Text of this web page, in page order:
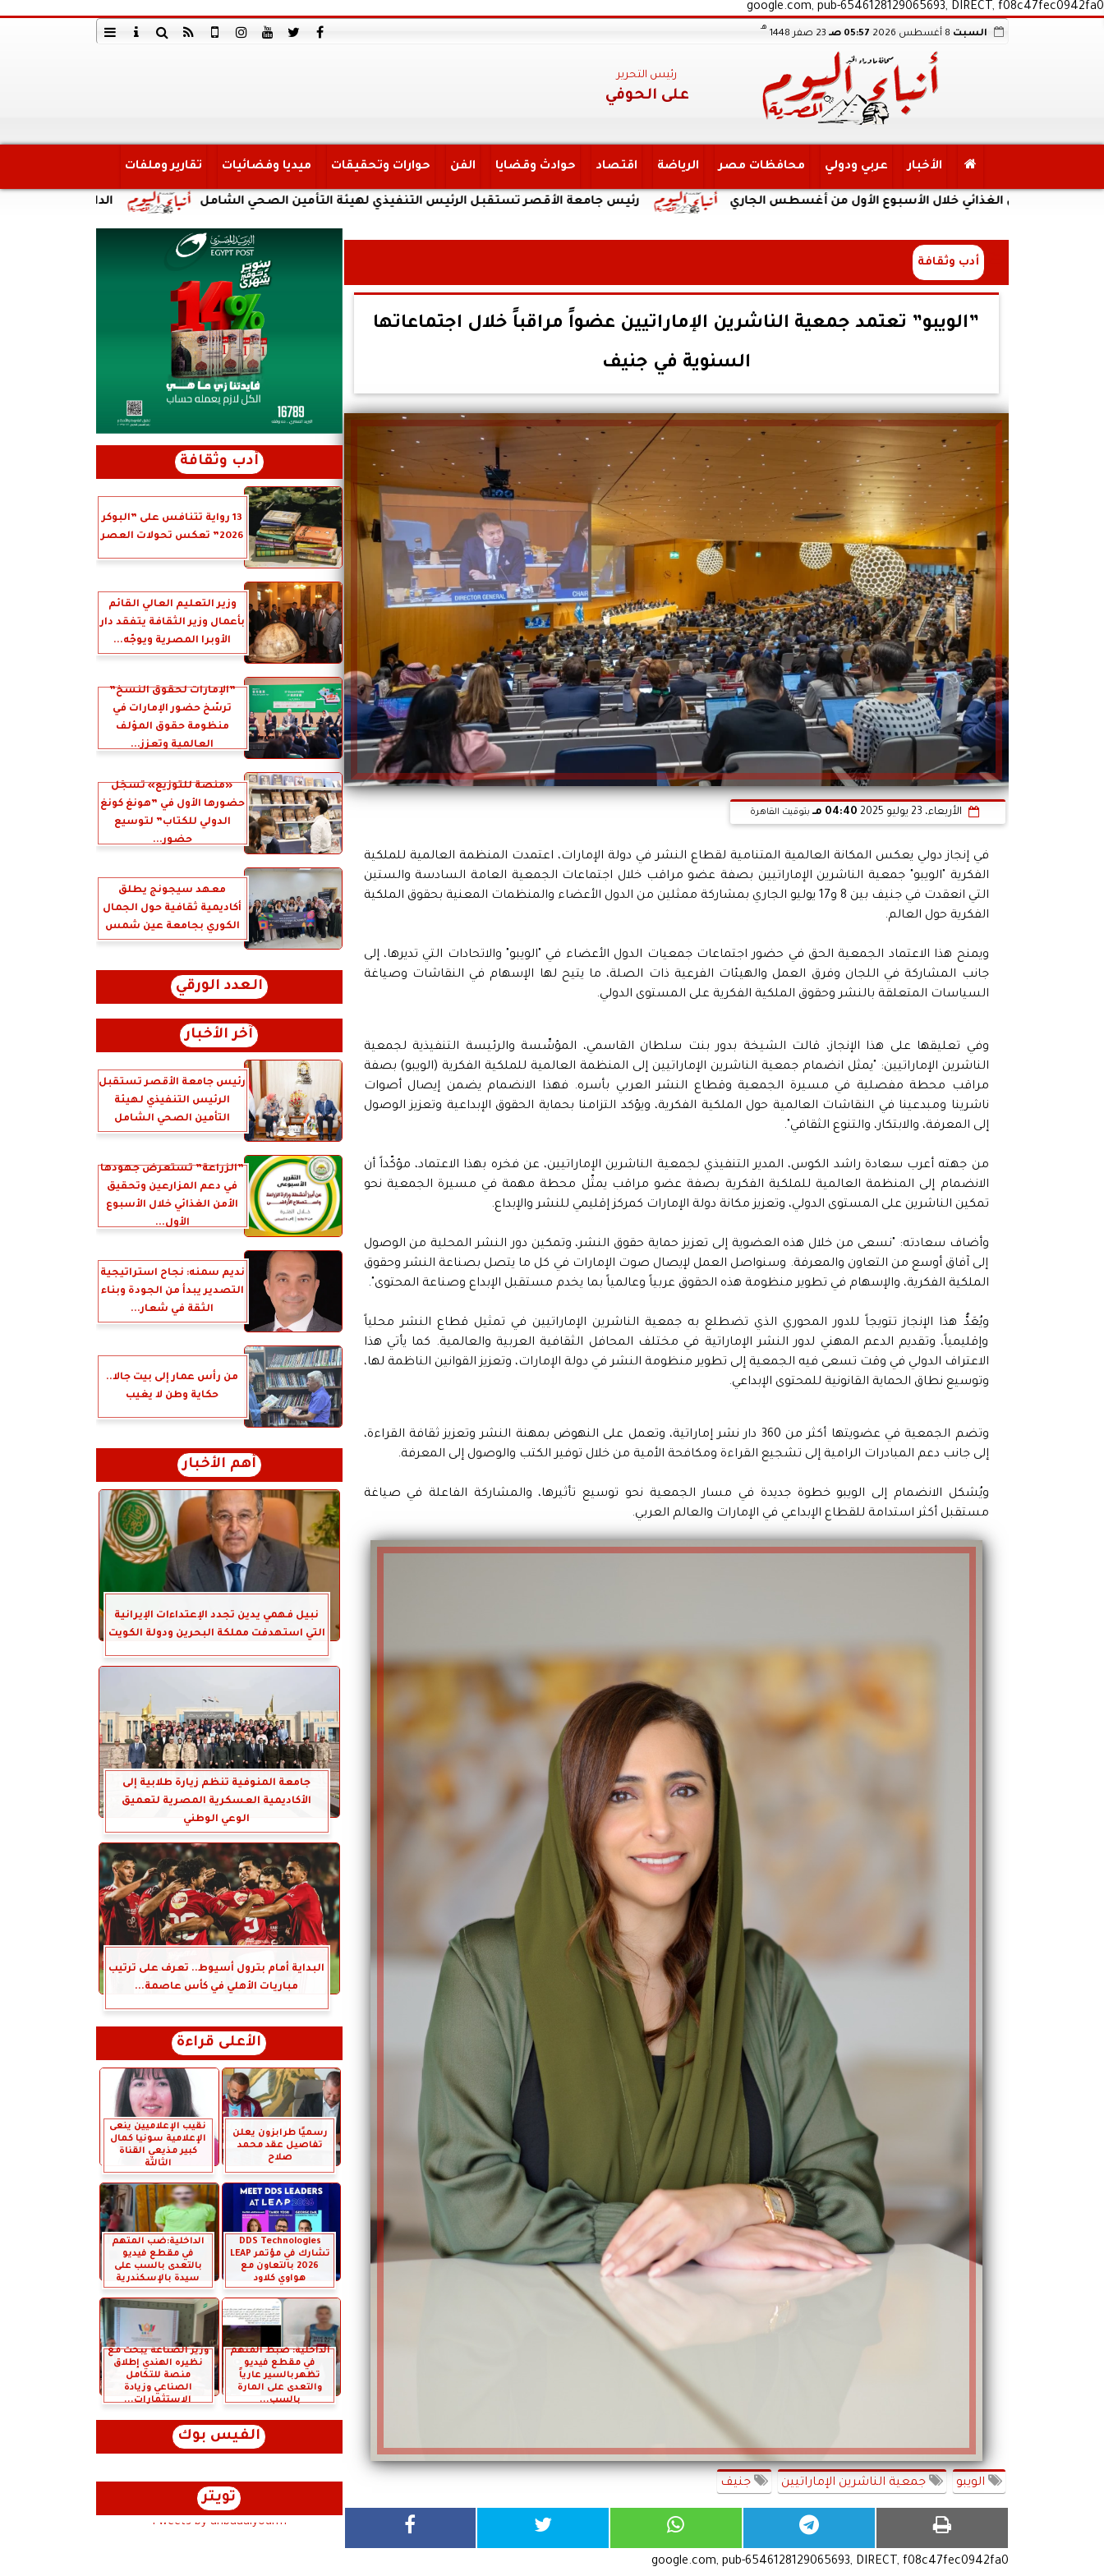
google.com, pub-6546128129065693, DIRECT, f08c47fec0942fa0
السبت 05:57 صـ 23 صفر 1448
هـ
رئيس التحرير
على الحوفي
الأخبار عربي ودولي محافظات مصر الرياضة اقتصاد حوادث وقضايا الفن حوارات وتحقيقات ميديا وفضائيات تقارير وملفات
الداخلية: ضبط أحد الأشخاص لقيامه رئيس جامعة الأقصر تستقبل الرئيس التنفيذي لهيئة التأمين الصحي الشامل الغذائي خلال الأسبوع الأول من أغسطس الجاري
أدب وثقافة
”الويبو” تعتمد جمعية الناشرين الإماراتيين عضواً مراقباً خلال اجتماعاتها
السنوية في جنيف
الأربعاء، 23 يوليو 2025 04:40 مـ بتوقيت القاهرة
في إنجاز دولي يعكس المكانة العالمية المتنامية لقطاع النشر في دولة الإمارات، اعتمدت المنظمة العالمية للملكية
الفكرية "الويبو" جمعية الناشرين الإماراتيين بصفة عضو مراقب خلال اجتماعات الجمعية العامة السادسة والستين
التي انعقدت في جنيف بين 8 و17 يوليو الجاري بمشاركة ممثلين من الدول الأعضاء والمنظمات المعنية بحقوق الملكية
الفكرية حول العالم.
ويمنح هذا الاعتماد الجمعية الحق في حضور اجتماعات جمعيات الدول الأعضاء في "الويبو" والاتحادات التي تديرها، إلى
جانب المشاركة في اللجان وفرق العمل والهيئات الفرعية ذات الصلة، ما يتيح لها الإسهام في النقاشات وصياغة
السياسات المتعلقة بالنشر وحقوق الملكية الفكرية على المستوى الدولي.
وفي تعليقها على هذا الإنجاز، قالت الشيخة بدور بنت سلطان القاسمي، المؤسِّسة والرئيسة التنفيذية لجمعية
الناشرين الإماراتيين: "يمثل انضمام جمعية الناشرين الإماراتيين إلى المنظمة العالمية للملكية الفكرية (الويبو) بصفة
مراقب محطة مفصلية في مسيرة الجمعية وقطاع النشر العربي بأسره. فهذا الانضمام يضمن إيصال أصوات
ناشرينا ومبدعينا في النقاشات العالمية حول الملكية الفكرية، ويؤكد التزامنا بحماية الحقوق الإبداعية وتعزيز الوصول
إلى المعرفة، والابتكار، والتنوع الثقافي".
من جهته أعرب سعادة راشد الكوس، المدير التنفيذي لجمعية الناشرين الإماراتيين، عن فخره بهذا الاعتماد، مؤكّداً أن
الانضمام إلى المنظمة العالمية للملكية الفكرية بصفة عضو مراقب يمثّل محطة مهمة في مسيرة الجمعية نحو
تمكين الناشرين على المستوى الدولي، وتعزيز مكانة دولة الإمارات كمركز إقليمي للنشر والإبداع.
وأضاف سعادته: "نسعى من خلال هذه العضوية إلى تعزيز حماية حقوق النشر، وتمكين دور النشر المحلية من الوصول
إلى آفاق أوسع من التعاون والمعرفة. وسنواصل العمل لإيصال صوت الإمارات في كل ما يتصل بصناعة النشر وحقوق
الملكية الفكرية، والإسهام في تطوير منظومة هذه الحقوق عربياً وعالمياً بما يخدم مستقبل الإبداع وصناعة المحتوى".
ويُعَدُّ هذا الإنجاز تتويجاً للدور المحوري الذي تضطلع به جمعية الناشرين الإماراتيين في تمثيل قطاع النشر محلياً
وإقليمياً، وتقديم الدعم المهني لدور النشر الإماراتية في مختلف المحافل الثقافية العربية والعالمية. كما يأتي هذا
الاعتراف الدولي في وقت تسعى فيه الجمعية إلى تطوير منظومة النشر في دولة الإمارات، وتعزيز القوانين الناظمة لها،
وتوسيع نطاق الحماية القانونية للمحتوى الإبداعي.
وتضم الجمعية في عضويتها أكثر من 360 دار نشر إماراتية، وتعمل على النهوض بمهنة النشر وتعزيز ثقافة القراءة،
إلى جانب دعم المبادرات الرامية إلى تشجيع القراءة ومكافحة الأمية من خلال توفير الكتب والوصول إلى المعرفة.
ويُشكل الانضمام إلى الويبو خطوة جديدة في مسار الجمعية نحو توسيع تأثيرها، والمشاركة الفاعلة في صياغة
مستقبل أكثر استدامة للقطاع الإبداعي في الإمارات والعالم العربي.
الويبو جمعية الناشرين الإماراتيين جنيف
google.com, pub-6546128129065693, DIRECT, f08c47fec0942fa0
أدب وثقافة
13 رواية تتنافس على ”البوكر
2026” تعكس تحولات العصر
وزير التعليم العالي القائم
بأعمال وزير الثقافة يتفقد دار
الأوبرا المصرية ويوجّه...
”الإمارات لحقوق النسخ”
ترسّخ حضور الإمارات في
منظومة حقوق المؤلف
العالمية وتعزز...
«منصة للتوزيع» تسجّل
حضورها الأول في ”هونغ كونغ
الدولي للكتاب” لتوسيع
حضور...
معهد سيجونج يطلق
أكاديمية ثقافية حول الجمال
الكوري بجامعة عين شمس
العدد الورقي
آخر الأخبار
رئيس جامعة الأقصر تستقبل
الرئيس التنفيذي لهيئة
التأمين الصحي الشامل
”الزراعة” تستعرض جهودها
في دعم المزارعين وتحقيق
الأمن الغذائي خلال الأسبوع
الأول...
نديم سمنه: نجاح استراتيجية
التصدير يبدأ من الجودة وبناء
الثقة في شعار...
من رأس عمار إلى بيت جالا..
حكاية وطن لا يغيب
أهم الأخبار
نبيل فهمي يدين تجدد الإعتداءات الإيرانية
التي استهدفت مملكة البحرين ودولة الكويت
جامعة المنوفية تنظم زيارة طلابية إلى
الأكاديمية العسكرية المصرية لتعميق
الوعي الوطني
البداية أمام بترول أسيوط.. تعرف على ترتيب
مباريات الأهلي في كأس عاصمة...
الأعلى قراءة
رسميًا طرابزون يعلن
تفاصيل عقد محمد
صلاح
نقيب الإعلاميين ينعى
الإعلامية سونيا كمال
كبير مذيعي القناة
الثالثة
DDS Technologies
تشارك في مؤتمر LEAP
2026 بالتعاون مع
هواوي كلاود
الداخلية:ضب المتهم
في مقطع فيديو
بالتعدى بالسب على
سيدة بالإسكندرية
الداخلية: ضبط المتهم
في مقطع فيديو
تظهربالسير عارياً
والتعدى على المارة
بالسب...
وزير الصناعة يبحث مع
نظيره الهندي إطلاق
منصة للتكامل
الصناعي وزيادة
الاستثمارات...
الفيس بوك
تويتر
Tweets by anbaaalyoum1